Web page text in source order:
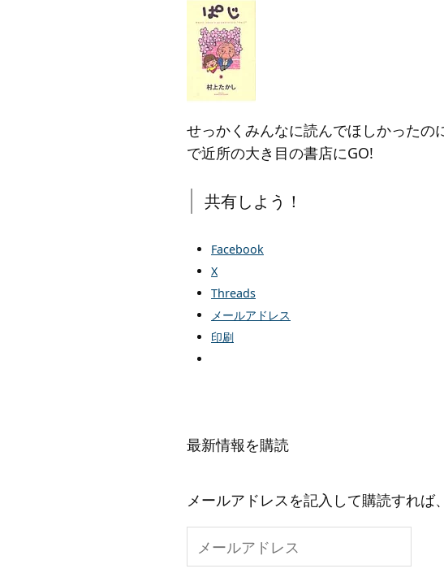
せっかくみんなに読んでほしかった
で近所の大き目の書店にGO!
共有しよう！
Facebook
X
Threads
メールアドレス
印刷
最新情報を購読
メールアドレスを記入して購読すれば
ー